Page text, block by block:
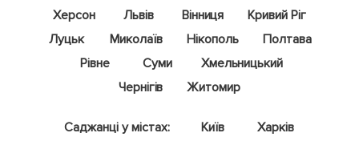
Херсон
Львів Вінниця
Кривий Ріг
Луцьк
Миколаїв Нікополь
Полтава
Рівне
Суми
Хмельницький
Чернігів
Житомир
Саджанці у містах: Київ
Харків